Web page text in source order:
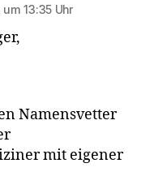
13:35 Uhr
Namensvetter
mit eigener